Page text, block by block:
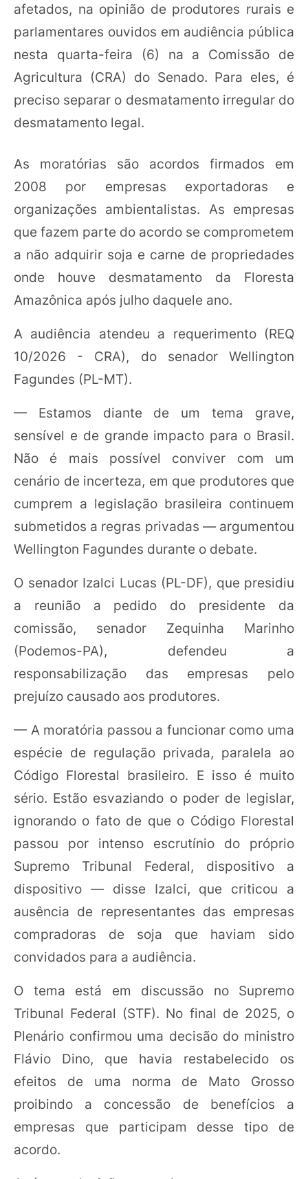
afetados, na opinião de produtores rurais e
parlamentares ouvidos em audiência pública
nesta quarta-feira (6) na a Comissão de
Agricultura (CRA) do Senado. Para eles, é
preciso separar o desmatamento irregular do
desmatamento legal.
As moratórias são acordos firmados em
2008 por empresas exportadoras e
organizações ambientalistas. As empresas
que fazem parte do acordo se comprometem
a não adquirir soja e carne de propriedades
onde houve desmatamento da Floresta
Amazônica após julho daquele ano.
A audiência atendeu a requerimento (REQ
10/2026 - CRA), do senador Wellington
Fagundes (PL-MT).
— Estamos diante de um tema grave,
sensível e de grande impacto para o Brasil.
Não é mais possível conviver com um
cenário de incerteza, em que produtores que
cumprem a legislação brasileira continuem
submetidos a regras privadas — argumentou
Wellington Fagundes durante o debate.
O senador Izalci Lucas (PL-DF), que presidiu
a reunião a pedido do presidente da
comissão, senador Zequinha Marinho
(Podemos-PA), defendeu a
responsabilização das empresas pelo
prejuízo causado aos produtores.
— A moratória passou a funcionar como uma
espécie de regulação privada, paralela ao
Código Florestal brasileiro. E isso é muito
sério. Estão esvaziando o poder de legislar,
ignorando o fato de que o Código Florestal
passou por intenso escrutínio do próprio
Supremo Tribunal Federal, dispositivo a
dispositivo — disse Izalci, que criticou a
ausência de representantes das empresas
compradoras de soja que haviam sido
convidados para a audiência.
O tema está em discussão no Supremo
Tribunal Federal (STF). No final de 2025, o
Plenário confirmou uma decisão do ministro
Flávio Dino, que havia restabelecido os
efeitos de uma norma de Mato Grosso
proibindo a concessão de benefícios a
empresas que participam desse tipo de
acordo.